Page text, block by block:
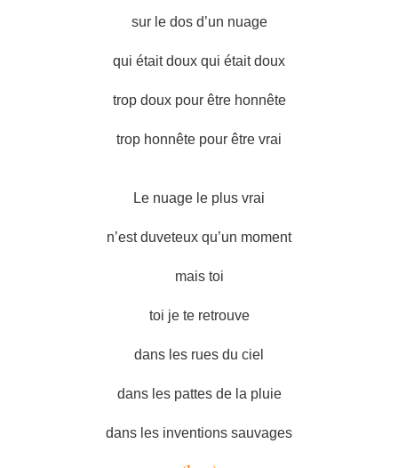
sur le dos d’un nuage
qui était doux qui était doux
trop doux pour être honnête
trop honnête pour être vrai
Le nuage le plus vrai
n’est duveteux qu’un moment
mais toi
toi je te retrouve
dans les rues du ciel
dans les pattes de la pluie
dans les inventions sauvages